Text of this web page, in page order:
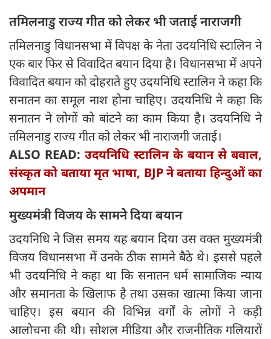
तमिलनाडु राज्य गीत को लेकर भी जताई नाराजगी
तमिलनाडु विधानसभा में विपक्ष के नेता उदयनिधि स्टालिन ने
एक बार फिर से विवादित बयान दिया है। विधानसभा में अपने
विवादित बयान को दोहराते हुए उदयनिधि स्टालिन ने कहा कि
सनातन का समूल नाश होना चाहिए। उदयनिधि ने कहा कि
सनातन ने लोगों को बांटने का काम किया है। उदयनिधि ने
तमिलनाडु राज्य गीत को लेकर भी नाराजगी जताई।
ALSO READ: उदयनिधि स्टालिन के बयान से बवाल,
संस्कृत को बताया मृत भाषा, BJP ने बताया हिन्दुओं का
अपमान
मुख्यमंत्रीविजय के सामनेे दिया बयान
उदयनिधि ने जिस समय यह बयान दिया उस वक्त मुख्यमंत्री
विजय विधानसभा में उनके ठीक सामने बैठे थे। इससे पहले
भी उदयनिधि ने कहा था कि सनातन धर्म सामाजिक न्याय
और समानता के खिलाफ है तथा उसका खात्मा किया जाना
चाहिए। इस बयान की विभिन्न वर्गों के लोगों ने कड़ी
आलोचना की थी। सोशल मीडिया और राजनीतिक गलियारों